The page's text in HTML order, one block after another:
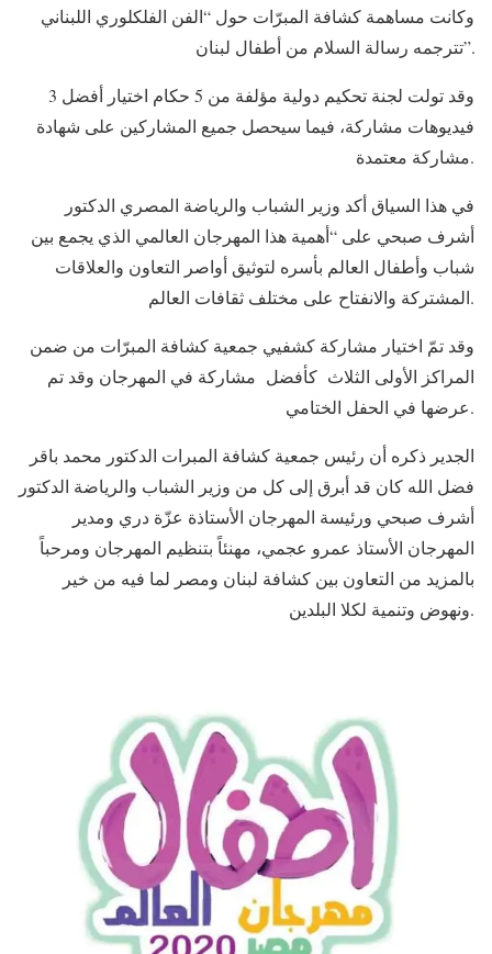
وكانت مساهمة كشافة المبرّات حول “الفن الفلكلوري اللبناني
تترجمه رسالة السلام من أطفال لبنان”.
وقد تولت لجنة تحكيم دولية مؤلفة من 5 حكام اختيار أفضل 3
فيديوهات مشاركة، فيما سيحصل جميع المشاركين على شهادة
مشاركة معتمدة.
في هذا السياق أكد وزير الشباب والرياضة المصري الدكتور
أشرف صبحي على “أهمية هذا المهرجان العالمي الذي يجمع بين
شباب وأطفال العالم بأسره لتوثيق أواصر التعاون والعلاقات
المشتركة والانفتاح على مختلف ثقافات العالم.
وقد تمّ اختيار مشاركة كشفيي جمعية كشافة المبرّات من ضمن
المراكز الأولى الثلاث كأفضل مشاركة في المهرجان وقد تم
عرضها في الحفل الختامي.
الجدير ذكره أن رئيس جمعية كشافة المبرات الدكتور محمد باقر
فضل الله كان قد أبرق إلى كل من وزير الشباب والرياضة الدكتور
أشرف صبحي ورئيسة المهرجان الأستاذة عزّة دري ومدير
المهرجان الأستاذ عمرو عجمي، مهنئاً بتنظيم المهرجان ومرحباً
بالمزيد من التعاون بين كشافة لبنان ومصر لما فيه من خير
ونهوض وتنمية لكلا البلدين.